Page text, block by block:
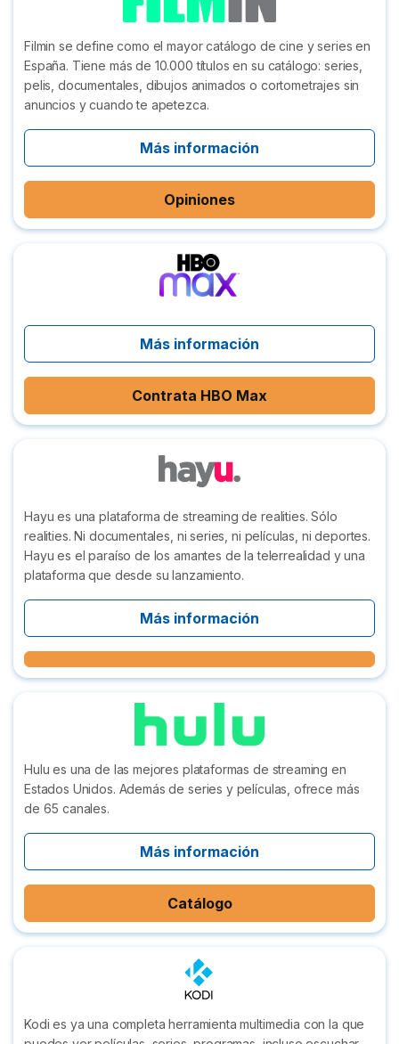
Filmin se define como el mayor catálogo de cine y series en
España. Tiene más de 10.000 títulos en su catálogo: series,
pelis, documentales, dibujos animados o cortometrajes sin
anuncios y cuando te apetezca.
Más información
Opiniones
Más información
Contrata HBO Max
Hayu es una plataforma de streaming de realities. Sólo
realities. Ni documentales, ni series, ni películas, ni deportes.
Hayu es el paraíso de los amantes de la telerrealidad y una
plataforma que desde su lanzamiento.
Más información
Hulu es una de las mejores plataformas de streaming en
Estados Unidos. Además de series y películas, ofrece más
de 65 canales.
Más información
Catálogo
Kodi es ya una completa herramienta multimedia con la que